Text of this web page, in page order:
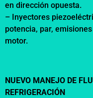
en dirección opuesta.
– Inyectores
potencia, par,
motor.
NUEVO MANEJO DE
REFRIGERACIÓN